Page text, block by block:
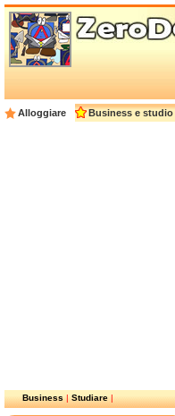
Alloggiare Business e studio
Business|Studiare|